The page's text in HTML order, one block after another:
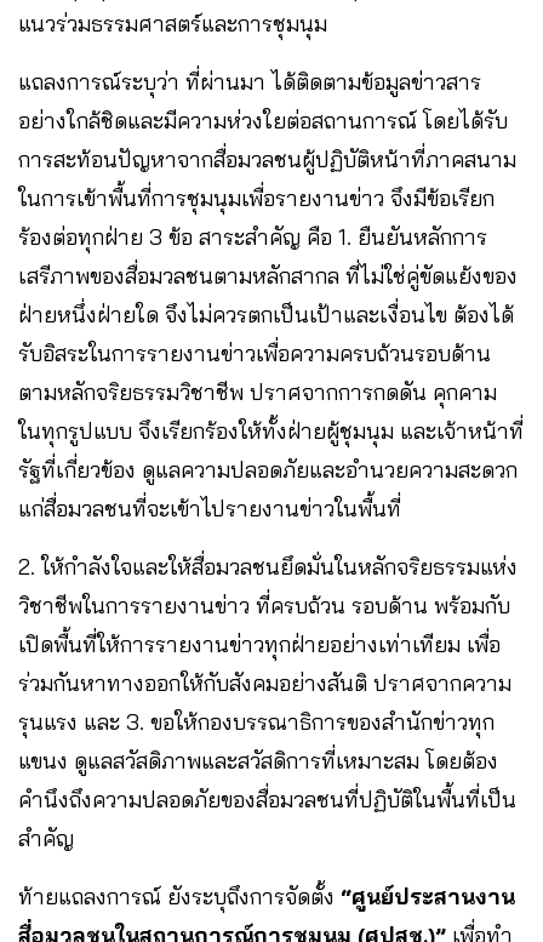
แนวร่วมธรรมศาสตร์และการชุมนุม
แถลงการณ์ระบุว่า ที่ผ่านมา ได้ติดตามข้อมูลข่าวสาร
อย่างใกล้ชิดและมีความห่วงใยต่อสถานการณ์ โดยได้รับ
การสะท้อนปัญหาจากสื่อมวลชนผู้ปฏิบัติหน้าที่ภาคสนาม
ในการเข้าพื้นที่การชุมนุมเพื่อรายงานข่าว จึงมีข้อเรียก
ร้องต่อทุกฝ่าย 3 ข้อ สาระสำคัญ คือ 1. ยืนยันหลักการ
เสรีภาพของสื่อมวลชนตามหลักสากล ที่ไม่ใช่คู่ขัดแย้งของ
ฝ่ายหนึ่งฝ่ายใด จึงไม่ควรตกเป็นเป้าและเงื่อนไข ต้องได้
รับอิสระในการรายงานข่าวเพื่อความครบถ้วนรอบด้าน
ตามหลักจริยธรรมวิชาชีพ ปราศจากการกดดัน คุกคาม
ในทุกรูปแบบ จึงเรียกร้องให้ทั้งฝ่ายผู้ชุมนุม และเจ้าหน้าที่
รัฐที่เกี่ยวข้อง ดูแลความปลอดภัยและอำนวยความสะดวก
แก่สื่อมวลชนที่จะเข้าไปรายงานข่าวในพื้นที่
2. ให้กำลังใจและให้สื่อมวลชนยึดมั่นในหลักจริยธรรมแห่ง
วิชาชีพในการรายงานข่าว ที่ครบถ้วน รอบด้าน พร้อมกับ
เปิดพื้นที่ให้การรายงานข่าวทุกฝ่ายอย่างเท่าเทียม เพื่อ
ร่วมกันหาทางออกให้กับสังคมอย่างสันติ ปราศจากความ
รุนแรง และ 3. ขอให้กองบรรณาธิการของสำนักข่าวทุก
แขนง ดูแลสวัสดิภาพและสวัสดิการที่เหมาะสม โดยต้อง
คำนึงถึงความปลอดภัยของสื่อมวลชนที่ปฏิบัติในพื้นที่เป็น
สำคัญ
ท้ายแถลงการณ์ ยังระบุถึงการจัดตั้ง “ศูนย์ประสานงาน
สื่อมวลชนในสถานการณ์การชุมนุม (ศปสช.)” เพื่อทำ